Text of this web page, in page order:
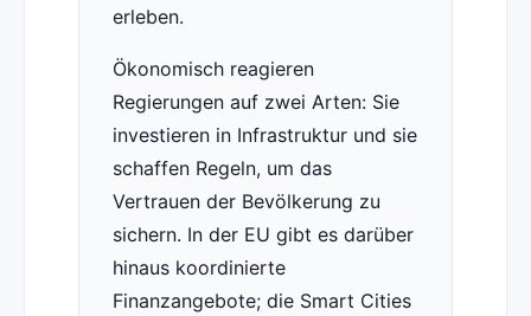
erleben.
Ökonomisch reagieren
Regierungen auf zwei Arten: Sie
investieren in Infrastruktur und sie
schaffen Regeln, um das
Vertrauen der Bevölkerung zu
sichern. In der EU gibt es darüber
hinaus koordinierte
Finanzangebote; die Smart Cities